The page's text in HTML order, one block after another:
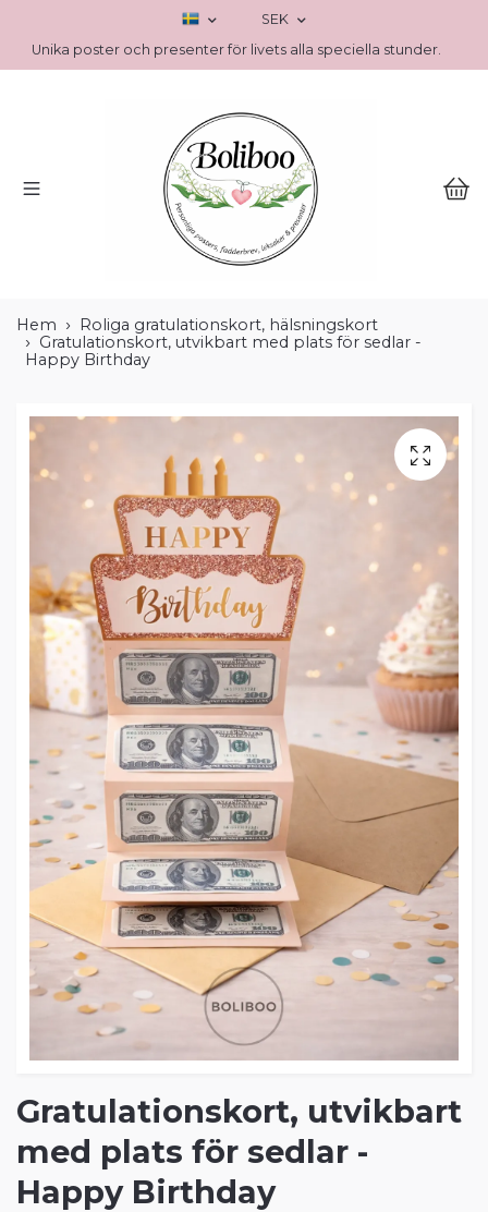
SEK
Unika poster och presenter för livets alla speciella stunder.
Hem
Roliga gratulationskort, hälsningskort
Gratulationskort, utvikbart med plats för sedlar -
Happy Birthday
Gratulationskort, utvikbart
med plats för sedlar -
Happy Birthday